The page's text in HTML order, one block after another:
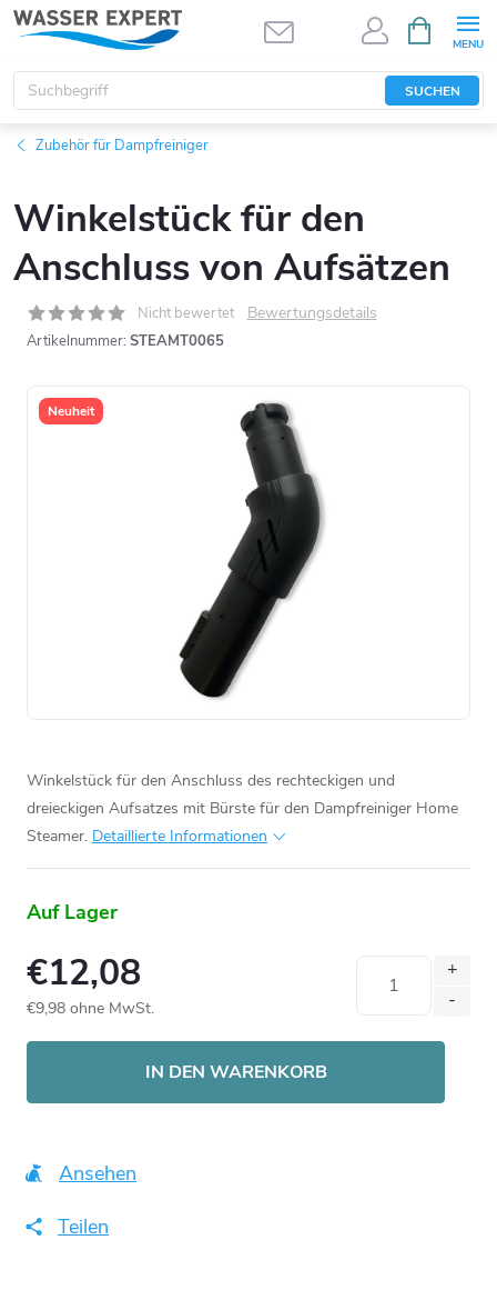
Zum
Inhalt
springen
SUCHEN
Zubehör für Dampfreiniger
Winkelstück für den
Anschluss von Aufsätzen
Nicht bewertet Bewertungsdetails
Artikelnummer: STEAMT0065
Neuheit
Winkelstück für den Anschluss des rechteckigen und
dreieckigen Aufsatzes mit Bürste für den Dampfreiniger Home
Steamer. Detaillierte Informationen
Auf Lager
€12,08
€9,98 ohne MwSt.
IN DEN WARENKORB
Ansehen
Teilen